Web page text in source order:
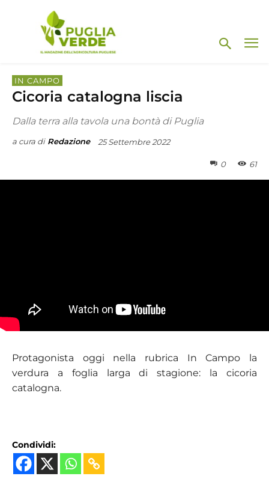
IN CAMPO
Cicoria catalogna liscia
Dalla terra alla tavola una bontà di Puglia
a cura di Redazione 25 Settembre 2022
0 61
Protagonista oggi nella rubrica In Campo la
verdura a foglia larga di stagione: la cicoria
catalogna.
Condividi: